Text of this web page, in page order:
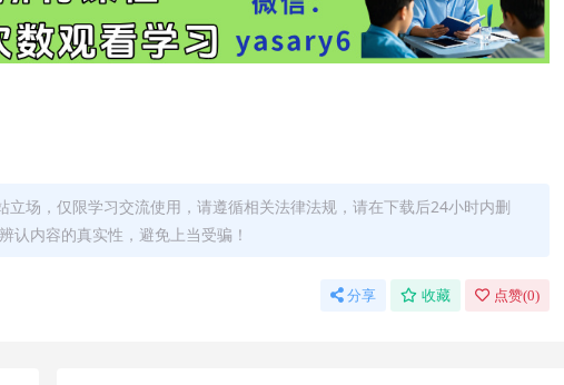
场，仅限学习交流使用，请遵循相关法律法规，请在下载后24小时内删
认内容的真实性，避免上当受骗！
分享 收藏 点赞(0)